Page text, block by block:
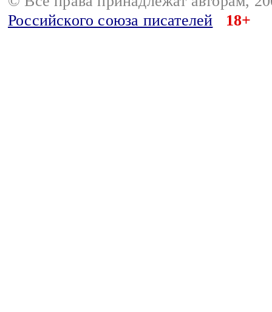
Российского союза писателей
18+